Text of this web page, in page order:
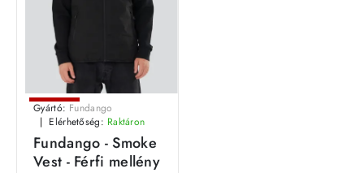
Leárazás
Outlet Ár
Gyártó: Fundango
Elérhetőség: Raktáron
Fundango - Smoke
Vest - Férfi mellény